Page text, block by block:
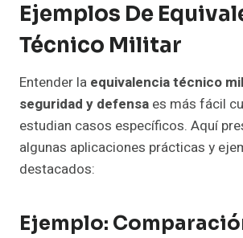
Ejemplos De
Técnico Militar
Entender la equivalencia técnico
seguridad y defensa es más fácil
estudian casos específicos. Aquí
algunas aplicaciones prácticas y
destacados:
Ejemplo: